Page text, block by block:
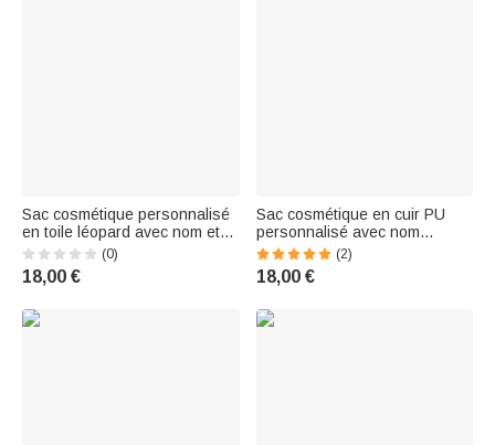
Sac cosmétique personnalisé
en toile léopard avec nom et
motif Cadeau d'anniversaire
pour femme | Callie ×
Marsupilami®.
(0)
18,00 €
Sac cosmétique en cuir PU
personnalisé avec nom
Voyage quotidien Anniversaire
Cadeau pour femmes
(2)
18,00 €